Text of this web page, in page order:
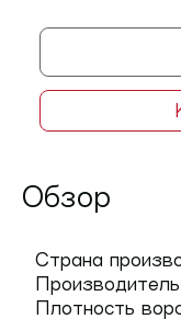
Обзор
Страна
Производитель
Плотность